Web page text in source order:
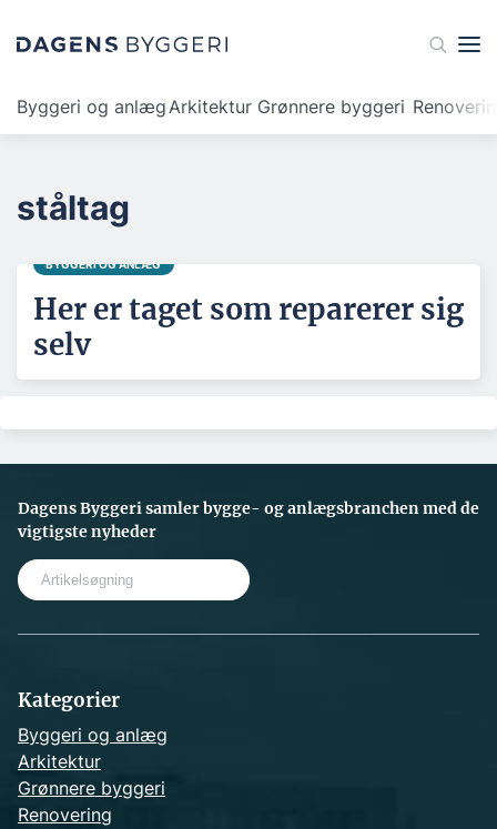
Byggeri og anlægArkitektur Grønnere byggeri
ståltag
BYGGERI OG ANLÆG
Her er taget som reparerer sig
selv
Dagens Byggeri samler bygge- og anlægsbranchen med de
vigtigste nyheder
Kategorier
Byggeri og anlæg
Arkitektur
Grønnere byggeri
Renovering